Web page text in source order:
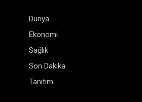
Dünya
Ekonomi
Sağlık
Son Dakika
Tanıtım